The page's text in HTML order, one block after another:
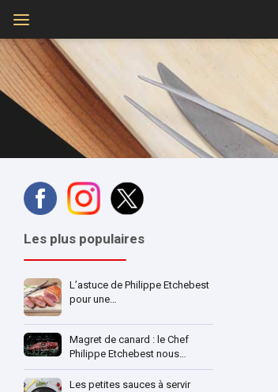
Les plus populaires
L’astuce de Philippe Etchebest
pour une…
Magret de canard : le Chef
Philippe Etchebest nous…
Les petites sauces à servir